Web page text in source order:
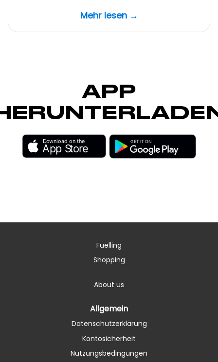
Mehr lesen →
APP
Fuelling
Shopping
About us
Allgemein
Datenschutzerklärung
Kontosicherheit
Nutzungsbedingungen